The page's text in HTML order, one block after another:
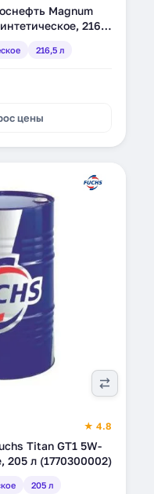
Magnum
216,5
216,5 л
цены
★ 4.8
Titan GT1 5W-
205 л (1770300002)
205 л